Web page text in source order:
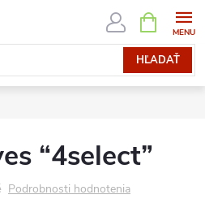
HĽADAŤ
KOŠÍK
“4select”
Podrobnosti hodnotenia